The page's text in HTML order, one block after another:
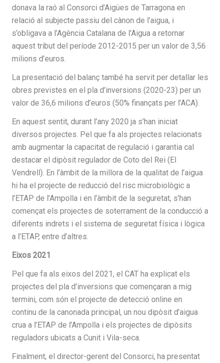
donava la raó al Consorci d’Aigües de Tarragona en
relació al subjecte passiu del cànon de l’aigua, i
s’obligava a l’Agència Catalana de l’Aigua a retornar
aquest tribut del període 2012-2015 per un valor de 3,56
milions d’euros.
La presentació del balanç també ha servit per detallar les
obres previstes en el pla d’inversions (2020-23) per un
valor de 36,6 milions d’euros (50% finançats per l’ACA).
En aquest sentit, durant l’any 2020 ja s’han iniciat
diversos projectes. Pel que fa als projectes relacionats
amb augmentar la capacitat de regulació i garantia cal
destacar el dipòsit regulador de Coto del Rei (El
Vendrell). En l’àmbit de la millora de la qualitat de l’aigua
hi ha el projecte de reducció del risc microbiològic a
l’ETAP de l’Ampolla i en l’àmbit de la seguretat, s’han
començat els projectes de soterrament de la conducció a
diferents indrets i el sistema de seguretat física i lògica
a l’ETAP, entre d’altres.
Eixos 2021
Pel que fa als eixos del 2021, el CAT ha explicat els
projectes del pla d’inversions que començaran a mig
termini, com són el projecte de detecció online en
continu de la canonada principal, un nou dipòsit d’aigua
crua a l’ETAP de l’Ampolla i els projectes de dipòsits
reguladors ubicats a Cunit i Vila-seca.
Finalment, el director-gerent del Consorci, ha presentat